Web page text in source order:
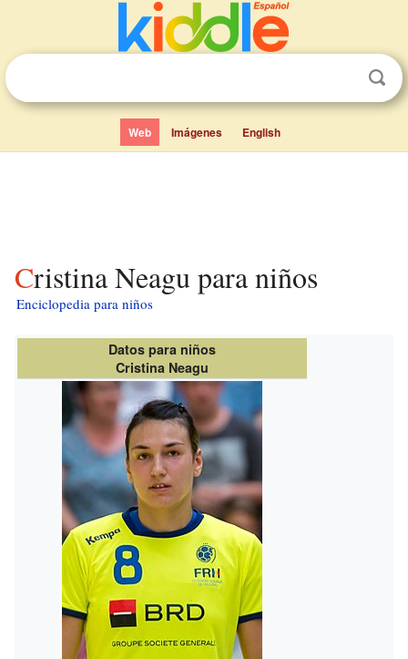
Web Imágenes English
Cristina Neagu para niños
Enciclopedia para niños
Datos para niños
Cristina Neagu